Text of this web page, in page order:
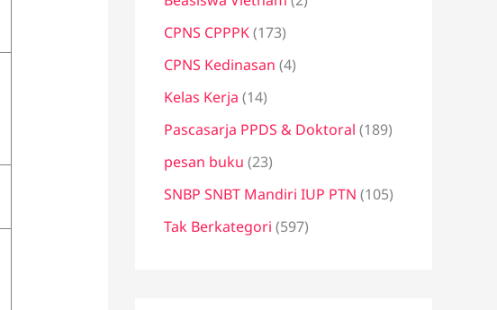
CPNS CPPPK(173)
CPNS Kedinasan (4)
Kelas Kerja (14)
Pascasarja PPDS & Doktoral (189)
pesan buku (23)
SNBP SNBT Mandiri IUP PTN (105)
Tak Berkategori (597)